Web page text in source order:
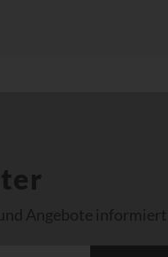
Angebote informiert